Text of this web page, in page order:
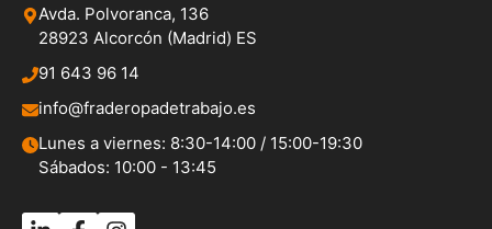
Avda. Polvoranca, 136
28923 Alcorcón (Madrid) ES
91 643 96 14
info@fraderopadetrabajo.es
Lunes a viernes: 8:30-14:00 / 15:00-19:30
Sábados: 10:00 - 13:45